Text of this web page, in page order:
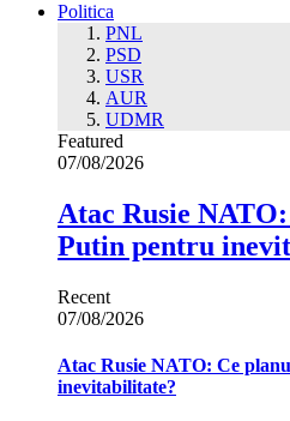
Politica
PNL
PSD
USR
AUR
UDMR
Featured
07/08/2026
Atac Rusie
Putin pentru
Recent
07/08/2026
Atac Rusie NATO: Ce
inevitabilitate?